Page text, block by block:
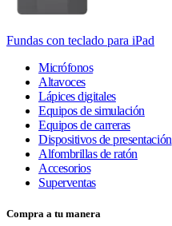
Fundas con teclado para iPad
Micrófonos
Altavoces
Lápices digitales
Equipos de simulación
Equipos de carreras
Dispositivos de presentación
Alfombrillas de ratón
Accesorios
Superventas
Compra a tu manera